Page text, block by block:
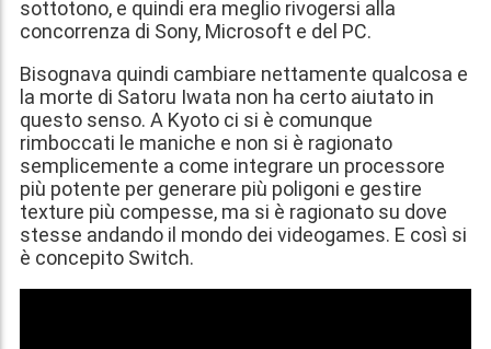
sottotono, e quindi era meglio rivogersi alla
concorrenza di Sony, Microsoft e del PC.
Bisognava quindi cambiare nettamente qualcosa e
la morte di Satoru Iwata non ha certo aiutato in
questo senso. A Kyoto ci si è comunque
rimboccati le maniche e non si è ragionato
semplicemente a come integrare un processore
più potente per generare più poligoni e gestire
texture più compesse, ma si è ragionato su dove
stesse andando il mondo dei videogames. E così si
è concepito Switch.